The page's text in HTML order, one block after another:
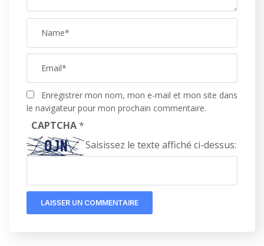
Enregistrer mon nom, mon e-mail et mon site dans
le navigateur pour mon prochain commentaire.
CAPTCHA*
Saisissez le texte affiché ci-dessus: